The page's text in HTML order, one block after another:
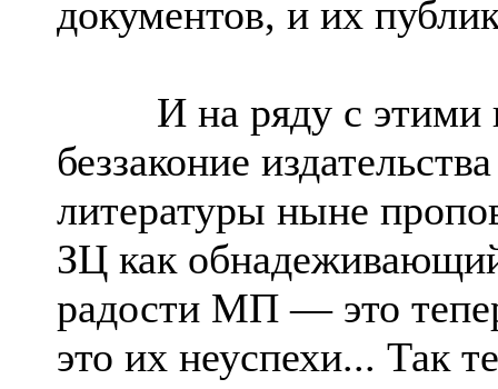
документов, и их
И на ряду с этими
беззаконие
литературы ныне
ЗЦ как
радости МП — это
это их неуспехи... Так